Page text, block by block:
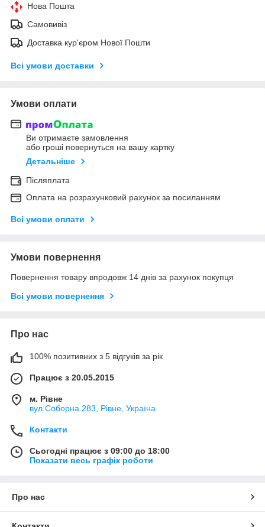
Нова Пошта
Самовивіз
Доставка кур'єром Нової Пошти
Всі умови доставки
Умови оплати
Ви отримаєте замовлення
або гроші повернуться на вашу картку
Детальніше
Післяплата
Оплата на розрахунковий рахунок за посиланням
Всі умови оплати
Умови повернення
Повернення товару впродовж 14 днів за рахунок покупця
Всі умови повернення
Про нас
100% позитивних з 5 відгуків за рік
Працює з 20.05.2015
м. Рівне
вул.Соборна 283, Рівне, Україна
Контакти
Сьогодні працює з 09:00 до 18:00
Показати весь графік роботи
Про нас